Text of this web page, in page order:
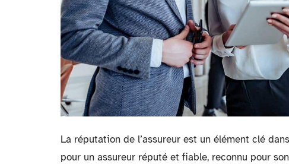
La réputation de l’assureur est un élément clé
pour un assureur réputé et fiable, reconnu pour